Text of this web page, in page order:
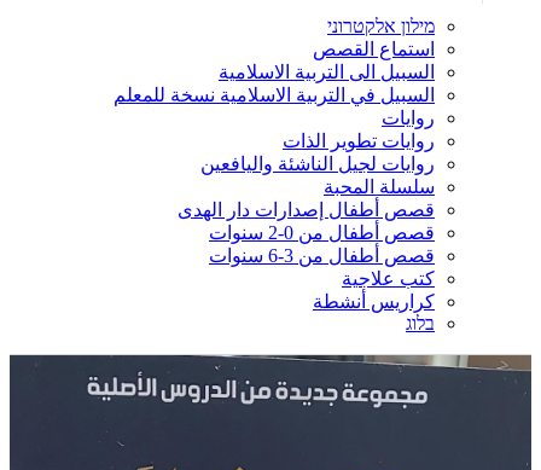
מילון אלקטרוני
استماع القصص
السبيل الى التربية الاسلامية
السبيل في التربية الاسلامية نسخة للمعلم
روايات
روايات تطوير الذات
روايات لجيل الناشئة واليافعين
سلسلة المحبة
قصص أطفال إصدارات دار الهدى
قصص أطفال من 0-2 سنوات
قصص أطفال من 3-6 سنوات
كتب علاجية
كراريس أنشطة
בלוג